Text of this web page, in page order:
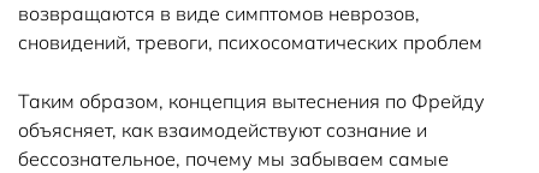
возвращаются в виде симптомов неврозов,
сновидений, тревоги, психосоматических проблем
Таким образом, концепция вытеснения по Фрейду
объясняет, как взаимодействуют сознание и
бессознательное, почему мы забываем самые